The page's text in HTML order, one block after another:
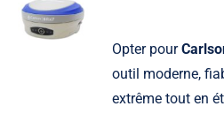
Opter pour
outil moderne,
extrême tout en